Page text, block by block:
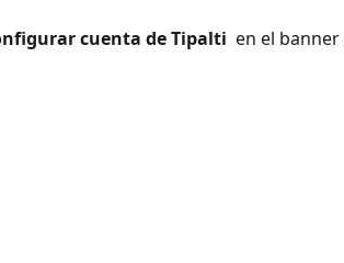
cuenta de Tipalti en el banner